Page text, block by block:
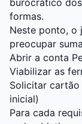
burocrático
formas.
Neste ponto, o
preocupar
Abrir a conta
Viabilizar as
Solicitar
inicial)
Para cada